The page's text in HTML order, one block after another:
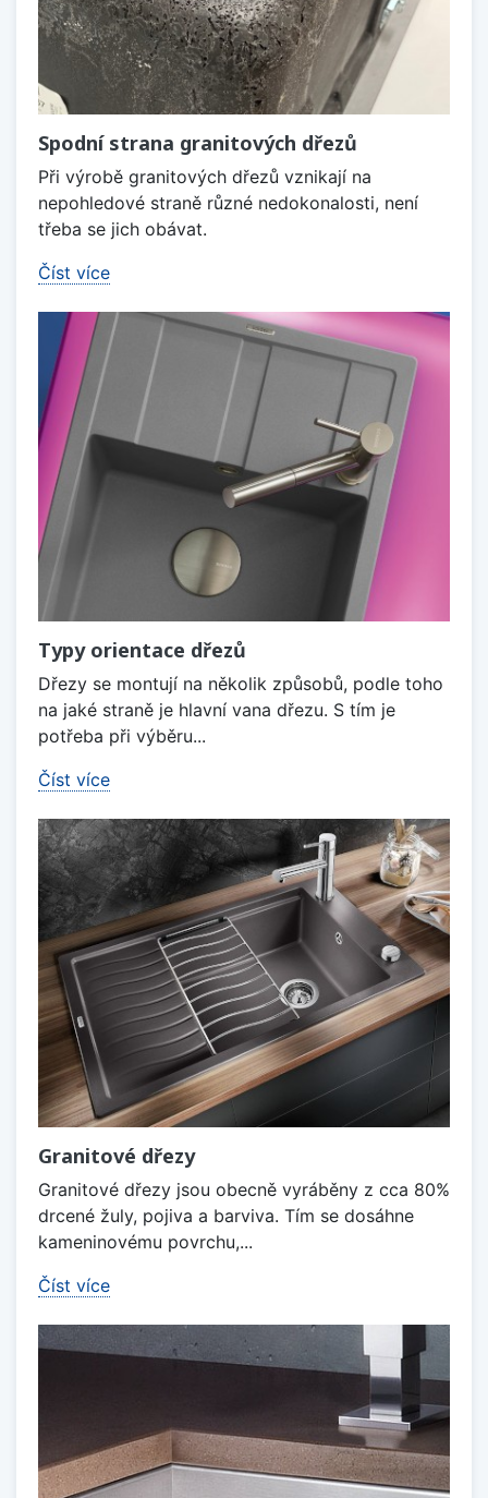
Spodní strana granitových dřezů
Při výrobě granitových dřezů vznikají na
nepohledové straně různé nedokonalosti, není
třeba se jich obávat.
Číst více
Typy orientace dřezů
Dřezy se montují na několik způsobů, podle toho
na jaké straně je hlavní vana dřezu. S tím je
potřeba při výběru...
Číst více
Granitové dřezy
Granitové dřezy jsou obecně vyráběny z cca 80%
drcené žuly, pojiva a barviva. Tím se dosáhne
kameninovému povrchu,...
Číst více